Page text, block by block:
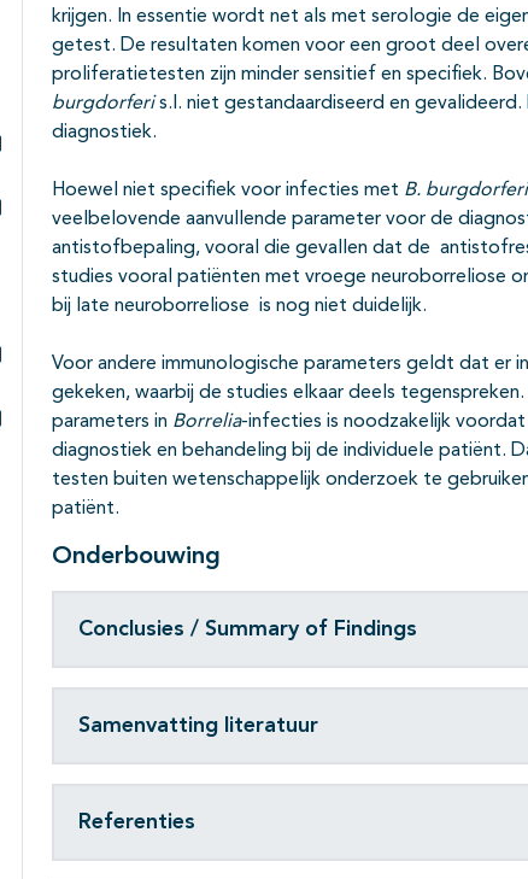
Subpagina's open- en dichtklappen
Subpagina's open- en dichtklappen
Subpagina's open- en dichtklappen
krijgen. In essentie wordt net als met serologie de
getest. De resultaten komen voor een groot deel
proliferatietesten zijn minder sensitief en specifiek.
burgdorferis.l. niet gestandaardiseerd en
diagnostiek.
Hoewel niet specifiek voor infecties met B. burgdorferi
veelbelovende aanvullende parameter voor de
antistofbepaling, vooral die gevallen dat de
studies vooral patiënten met vroege neuroborreliose
bij late neuroborreliose is nog niet duidelijk.
Voor andere immunologische parameters geldt dat er
gekeken, waarbij de studies elkaar deels
parameters in Borrelia-infecties is noodzakelijk
diagnostiek en behandeling bij de individuele patiënt.
testen buiten wetenschappelijk onderzoek te
patiënt.
Onderbouwing
Conclusies / Summary of Findings
Samenvatting literatuur
Referenties